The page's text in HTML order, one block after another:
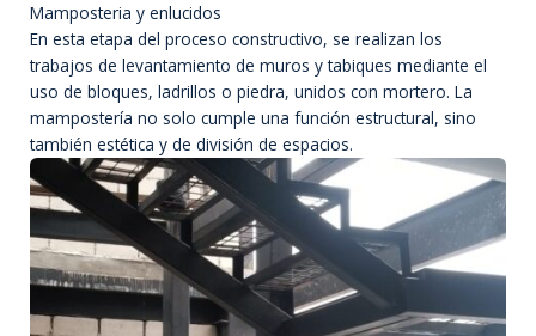
Mamposteria y enlucidos
En esta etapa del proceso constructivo, se realizan los
trabajos de levantamiento de muros y tabiques mediante el
uso de bloques, ladrillos o piedra, unidos con mortero. La
mampostería no solo cumple una función estructural, sino
también estética y de división de espacios.